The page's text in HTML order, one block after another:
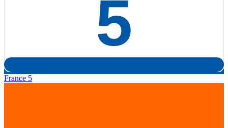
France 5